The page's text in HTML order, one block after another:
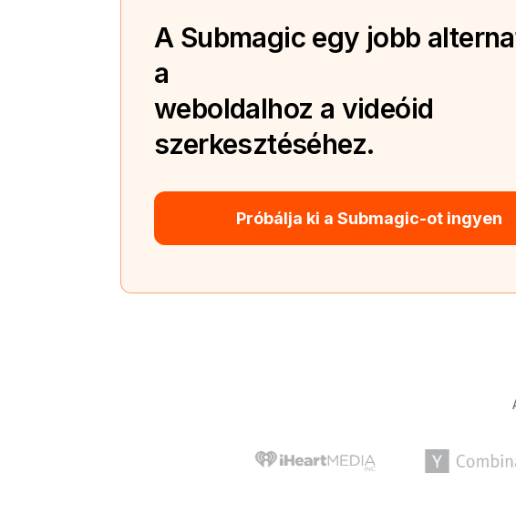
A Submagic egy jobb
a
weboldalhoz a videóid
szerkesztéséhez.
Próbálja ki a Submagic-ot ingyen